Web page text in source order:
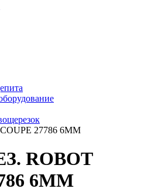
27786 6ММ
ROBOT
6ММ